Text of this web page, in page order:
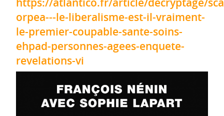
orpea---le-liberalisme-est-il-vraiment-
le-premier-coupable-sante-soins-
ehpad-personnes-agees-enquete-
revelations-vi